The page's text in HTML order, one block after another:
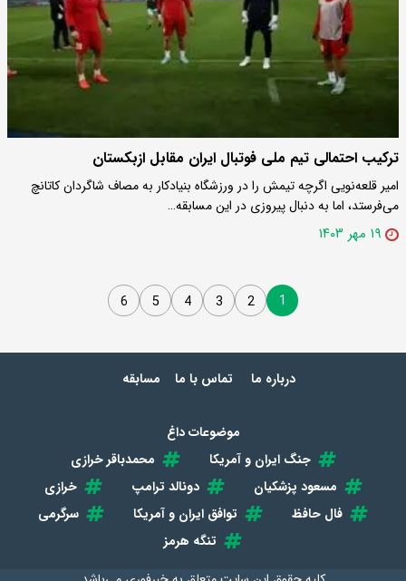
ترکیب احتمالی تیم ملی فوتبال ایران مقابل ازبکستان
امیر قلعه‌نویی اگرچه تیمش را در ورزشگاه بنیادکار به مصاف شاگردان کاتانچ
می‌فرستد، اما به دنبال پیروزی در این مسابقه…
۱۹ مهر ۱۴۰۳
1
2
3
4
5
6
درباره ما تماس با ما مسابقه
موضوعات داغ
جنگ ایران و آمریکا
محمدباقر خرازی
مسعود پزشکیان
دونالد ترامپ
خرازی
فال حافظ
توافق ایران و آمریکا
سرگرمی
تنگه هرمز